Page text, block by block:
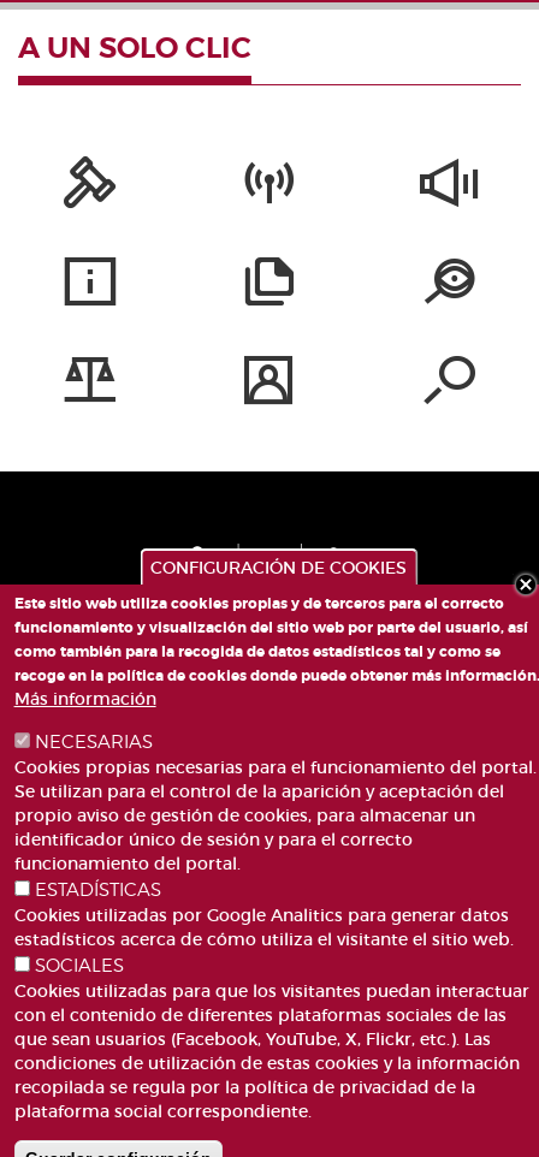
A UN SOLO CLIC
PLAZA DE SAN LORENZO, 4 VALÈNCIA 46003
Pie
de
página
ACCESIBILIDAD
CANAL DE DENÚNCIES
CONTACTO
GLOSARIO
MAPA WEB
POLÍTICA DE COOKIES
CONFIGURACIÓN DE COOKIES
Este sitio web utiliza cookies propias y de terceros para el correcto
funcionamiento y visualización del sitio web por parte del usuario, así
como también para la recogida de datos estadísticos tal y como se
recoge en la política de cookies donde puede obtener más información.
Más información
NECESARIAS
Cookies propias necesarias para el funcionamiento del portal.
Se utilizan para el control de la aparición y aceptación del
propio aviso de gestión de cookies, para almacenar un
identificador único de sesión y para el correcto
funcionamiento del portal.
ESTADÍSTICAS
Cookies utilizadas por Google Analitics para generar datos
estadísticos acerca de cómo utiliza el visitante el sitio web.
SOCIALES
Cookies utilizadas para que los visitantes puedan interactuar
con el contenido de diferentes plataformas sociales de las
que sean usuarios (Facebook, YouTube, X, Flickr, etc.). Las
condiciones de utilización de estas cookies y la información
recopilada se regula por la política de privacidad de la
plataforma social correspondiente.